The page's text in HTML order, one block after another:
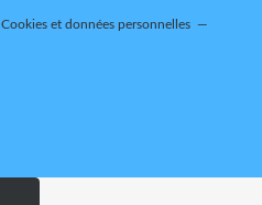
Cookies et données personnelles